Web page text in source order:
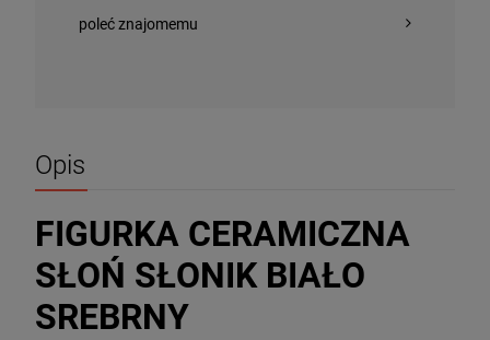
poleć znajomemu
Opis
FIGURKA CERAMICZNA
SŁOŃ SŁONIK BIAŁO
SREBRNY